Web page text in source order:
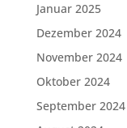
Januar 2025
Dezember 2024
November 2024
Oktober 2024
September 2024